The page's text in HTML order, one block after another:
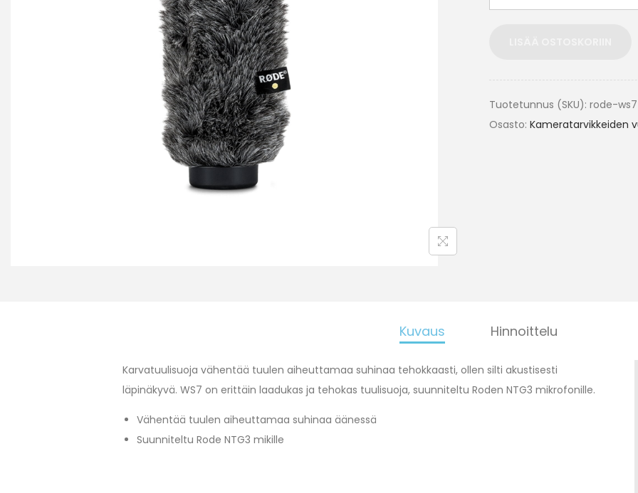
Tuotetunnus (SKU): rode-ws7
Osasto: Kameratarvikkeiden
Kuvaus Hinnoittelu
Karvatuulisuoja vähentää tuulen aiheuttamaa suhinaa tehokkaasti, ollen silti akustisesti
läpinäkyvä. WS7 on erittäin laadukas ja tehokas tuulisuoja, suunniteltu Roden NTG3 mikrofonille.
Vähentää tuulen aiheuttamaa suhinaa äänessä
Suunniteltu Rode NTG3 mikille